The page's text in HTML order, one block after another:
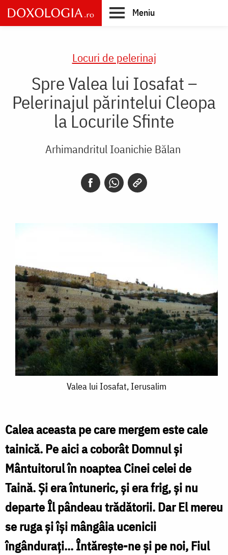
Skip
to
main
Meniu
Locuri de pelerinaj
Spre Valea lui Iosafat –
Pelerinajul părintelui Cleopa
la Locurile Sfinte
Arhimandritul Ioanichie Bălan
Iosafat,
Ierusalim
Valea lui Iosafat, Ierusalim
Calea aceasta pe care mergem este cale
tainică. Pe aici a coborât Domnul şi
Mântuitorul în noaptea Cinei celei de
Taină. Şi era întuneric, şi era frig, şi nu
departe Îl pândeau trădătorii. Dar El mereu
se ruga şi îşi mângâia ucenicii
îngânduraţi... Întăreşte-ne şi pe noi, Fiul